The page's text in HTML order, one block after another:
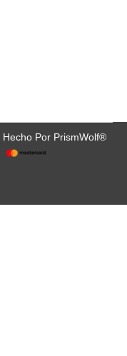
Hecho Por PrismWolf®